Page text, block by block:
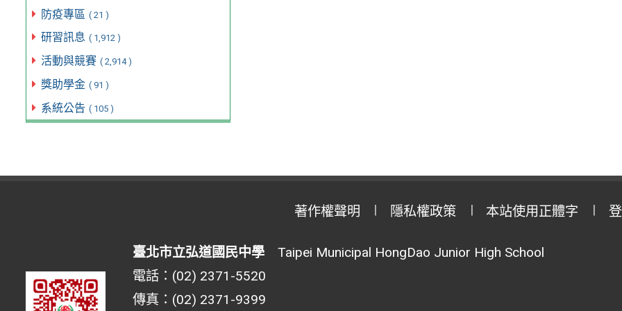
防疫專區 ( 21 )
研習訊息 ( 1,912 )
活動與競賽 ( 2,914 )
獎助學金 ( 91 )
系統公告 ( 105 )
著作權聲明 隱私權政策 本站使用正體字
臺北市立弘道國民中學Taipei Municipal HongDao Junior High School
電話：(02) 2371-5520
傳真：(02) 2371-9399